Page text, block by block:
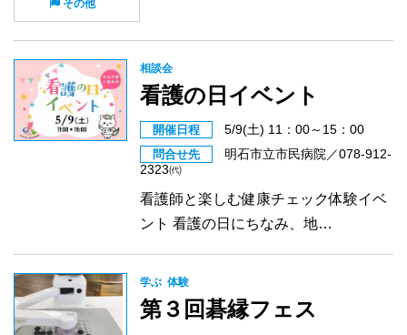
その他
相談会
看護の日イベント
開催日程 5/9(土) 11：00～15：00
問合せ先
明石市立市民病院／078-912-
2323㈹
看護師と楽しむ健康チェック体験イベ
ント 看護の日にちなみ、地…
学ぶ 体験
第３回碁縁フェス